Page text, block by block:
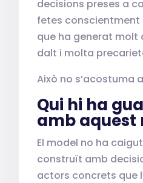
decisions preses a
fetes conscientment
que ha generat molt
dalt i molta
Això no s’acostuma
Qui hi ha
amb aquest
El model no ha caigut
construït amb
actors concrets que